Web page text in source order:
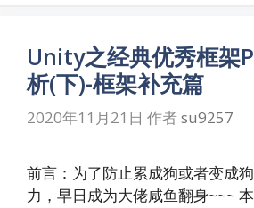
Unity之经典优秀框架
析(下)-框架补充篇
2020年11月21日 作者su9257
前言：为了防止累成狗或者变成
力，早日成为大佬咸鱼翻身~~~